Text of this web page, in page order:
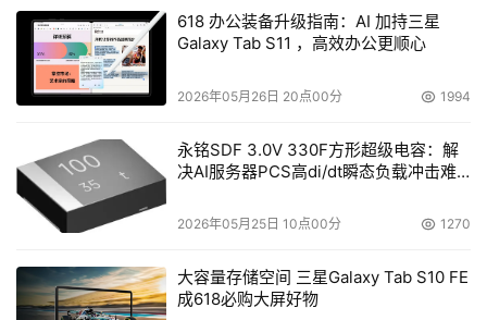
SnapView Integration Module for Exchange (SIME)
－为EMC一项业经验证、全新独创、经由EMC及Microsoft
整合的Exchange储存技术，将俾使Exchange数据库能够
自动化进行不中断数据备份与快速复原功能。经由SIME整
而毋须冻结或中断应用程序。
这项由EMC提供的储存技术，帮助管理者能够经由一项
化进行Exchange数据库备份与复原程序。预计于今年第四
季将提供相似的软件功能于SnapView与Microsoft SQL
618 办公装备升级指南：AI 加持三星
Galaxy Tab S11 ，高效办公更顺心
2026年05月26日 20点00分 1994
永铭SDF 3.0V 330F方形超级电容：解
决AI服务器PCS高di/dt瞬态负载冲击难
2026年05月25日 10点00分 1270
大容量存储空间 三星Galaxy Tab S10 FE
成618必购大屏好物